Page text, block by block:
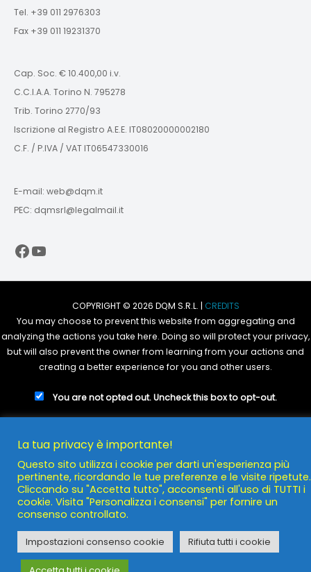
Tel. +39 011 2976303
Fax +39 011 19231370
Cap. Soc. € 10.400,00 i.v.
C.C.I.A.A. Torino N. 795278
Trib. Torino 2770/93
Iscrizione al Registro A.E.E. IT08020000002180
C.F. / P.IVA / VAT IT06547330016
E-mail: web@dqm.it
PEC: dqmsrl@legalmail.it
Facebook
YouTube
COPYRIGHT © 2026 DQM S.R.L. | CREDITS
You may choose to prevent this website from aggregating and
analyzing the actions you take here. Doing so will protect your privacy,
but will also prevent the owner from learning from your actions and
creating a better experience for you and other users.
You are not opted out. Uncheck this box to opt-out.
POWERED BYDQM S.R.L.
La tua privacy è importante!
Questo sito utilizza i cookie per darti un'esperienza più
pertinente, ricordando le tue preferenze e le visite ripetute.
Cliccando su "Accetta tutto", acconsenti all'uso di TUTTI i
cookie. Visita "Personalizza i consensi" per fornire un
consenso controllato.
Impostazioni consenso cookie Rifiuta tutti i cookie